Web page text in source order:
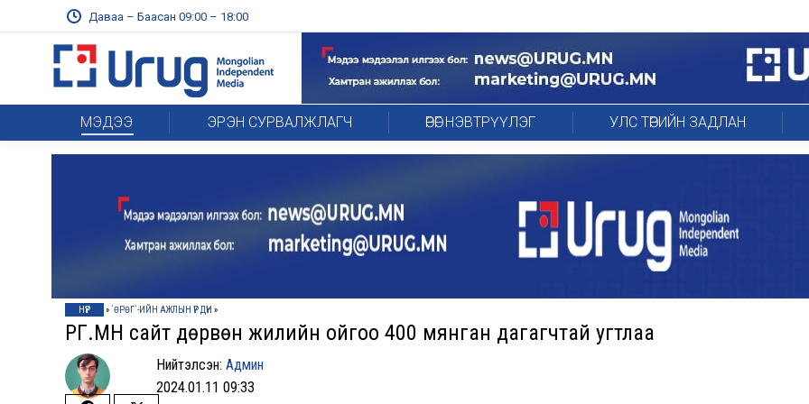
Даваа – Баасан 09:00 – 18:00
МЭДЭЭ ЭРЭН СУРВАЛЖЛАГЧ ӨРӨГ НЭВТРҮҮЛЭГ УЛС ТӨРИЙН ЗАДЛАН
НҮҮР » `ӨРӨГ`-ИЙН АЖЛЫН ҮР ДҮН »
ӨРӨГ.МН сайт дөрвөн жилийн ойгоо 400 мянган дагагчтай угтлаа
Нийтэлсэн:Админ
2024.01.11 09:33